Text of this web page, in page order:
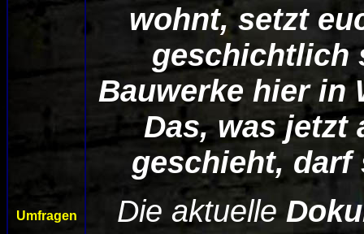
Umfragen
wohnt, setzt
geschichtlich
Bauwerke hier in
Das, was jetzt
geschieht, darf
Die aktuelle